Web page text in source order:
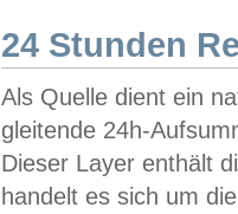
24 Stunden
Als Quelle dient ein
gleitende 24h-
Dieser Layer enthält
handelt es sich um